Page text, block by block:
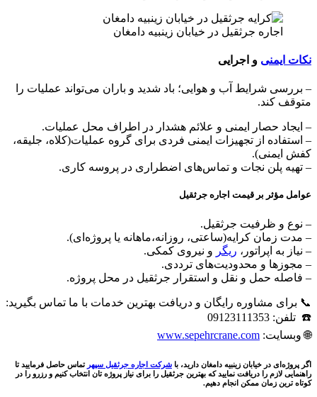
اجاره جرثقیل در خیابان زینبیه دامغان
نکات ایمنی و اجرایی
– بررسی شرایط آب و هوایی؛ باد شدید و باران می‌تواند عملیات را
متوقف کند.
– ایجاد حصار ایمنی و علائم هشدار در اطراف محل عملیات.
– استفاده از تجهیزات ایمنی فردی برای گروه عملیات(کلاه، جلیقه،
کفش ایمنی).
– تهیه پلن نجات و تماس‌های اضطراری در پروسه کاری.
عوامل مؤثر بر قیمت اجاره جرثقیل
– نوع و ظرفیت جرثقیل.
– مدت زمان کرایه(ساعتی، روزانه،ماهانه یا پروژه‌ای).
– نیاز به اپراتور، ریگر و نیروی کمکی.
– مجوزها و محدودیت‌های ترددی.
– فاصله حمل و نقل و استقرار جرثقیل در محل پروژه.
📞 برای مشاوره رایگان و دریافت بهترین خدمات با ما تماس بگیرید:
☎️ تلفن: 09123111353
🌐 وبسایت: www.sepehrcrane.com
اگر پروژه‌ای در خیابان زینبیه دامغان دارید، با شرکت اجاره جرثقیل سپهر تماس حاصل فرمایید تا
راهنمایی لازم را دریافت نمایید که بهترین جرثقیل را برای نیاز پروژه تان انتخاب کنیم و رزرو را در
کوتاه ترین زمان ممکن انجام دهیم.